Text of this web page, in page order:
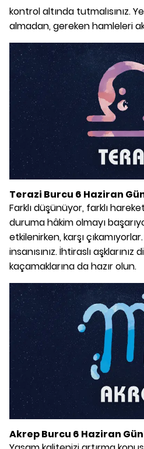
kontrol altında tutmalısınız.
almadan, gereken hamleleri
Terazi Burcu 6 Haziran
Farklı düşünüyor, farklı
duruma hâkim olmayı
etkilenirken, karşı
insanısınız. İhtiraslı
kaçamaklarına da hazır olun.
Akrep Burcu 6 Haziran